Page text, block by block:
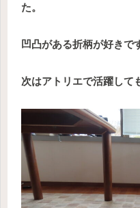
た。
凹凸がある折柄が好きで
次はアトリエで活躍して